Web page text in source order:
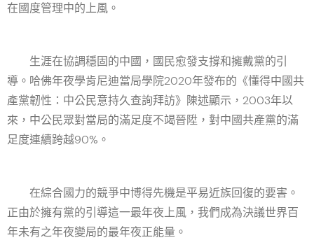
在國度管理中的上風。
生涯在協調穩固的中國，國民愈發支撐和擁戴黨的引
導。哈佛年夜學肯尼迪當局學院2020年發布的《懂得中國共
產黨韌性：中公民意持久查詢拜訪》陳述顯示，2003年以
來，中公民眾對當局的滿足度不竭晉陞，對中國共產黨的滿
足度連續跨越90%。
在綜合國力的競爭中博得先機是平易近族回復的要害。
正由於擁有黨的引導這一最年夜上風，我們成為決議世界百
年未有之年夜變局的最年夜正能量。